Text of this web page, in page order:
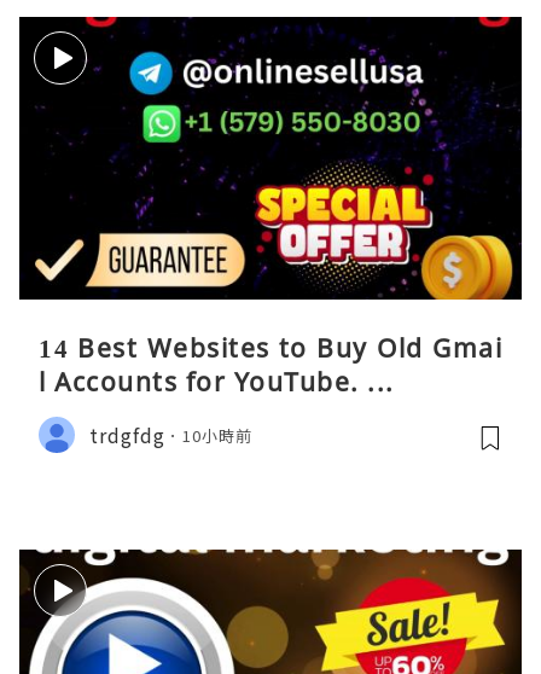
14 Best Websites to Buy Old Gmai
l Accounts for YouTube. ...
trdgfdg 10小時前